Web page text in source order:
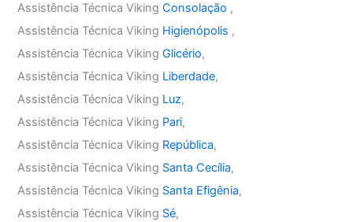
Assistência Técnica VikingConsolação ,
Assistência Técnica Viking Higienópolis ,
Assistência Técnica VikingGlicério,
Assistência Técnica Viking Liberdade,
Assistência Técnica Viking Luz,
Assistência Técnica Viking Pari,
Assistência Técnica Viking República,
Assistência Técnica Viking Santa Cecília,
Assistência Técnica Viking Santa Efigênia,
Assistência Técnica Viking Sé,